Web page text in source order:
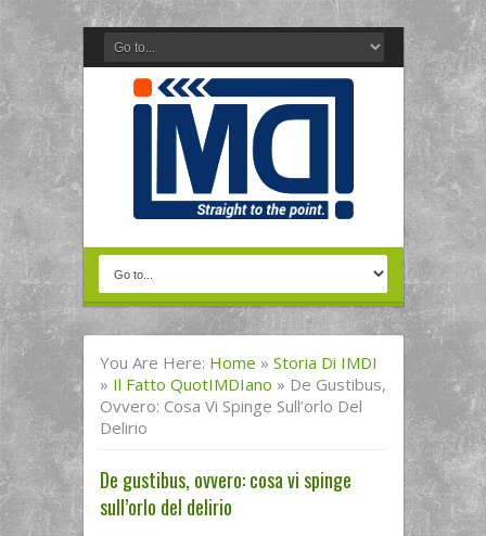
You Are Here: Home » Storia Di IMDI
» Il Fatto QuotIMDIano » De Gustibus,
Ovvero: Cosa Vi Spinge Sull’orlo Del
Delirio
De gustibus, ovvero: cosa vi spinge
sull’orlo del delirio